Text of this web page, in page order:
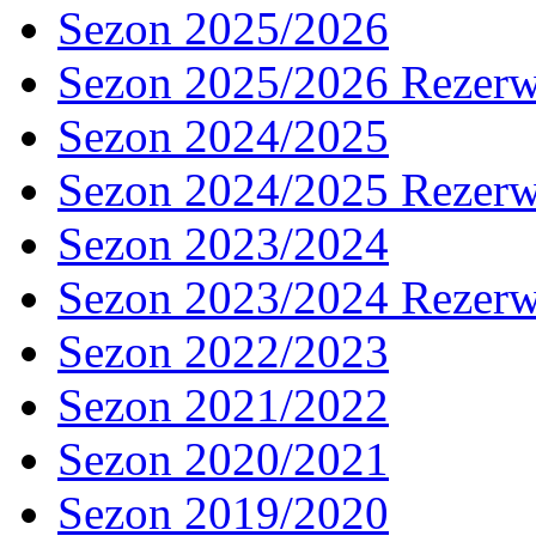
Sezon 2025/2026
Sezon 2025/2026
Sezon 2024/2025
Sezon 2024/2025
Sezon 2023/2024
Sezon 2023/2024
Sezon 2022/2023
Sezon 2021/2022
Sezon 2020/2021
Sezon 2019/2020